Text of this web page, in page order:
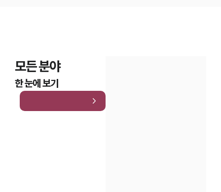
모든 분야
한 눈에 보기